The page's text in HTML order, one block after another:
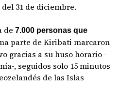
31 de diciembre.
de 7.000 personas que
parte de Kiribati marcaron
gracias a su huso horario -
, seguidos solo 15 minutos
de las Islas